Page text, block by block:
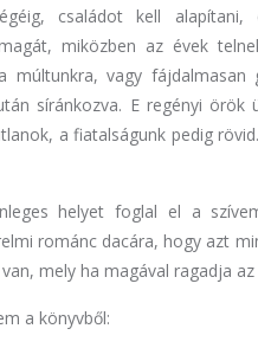
családot kell
miközben az évek
múltunkra, vagy
síránkozva. E regényi
a fiatalságunk pedig
helyet foglal el a
románc dacára, hogy azt
mely ha magával ragadja
a könyvből: